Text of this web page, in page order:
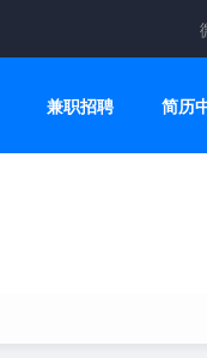
兼职招聘 简历